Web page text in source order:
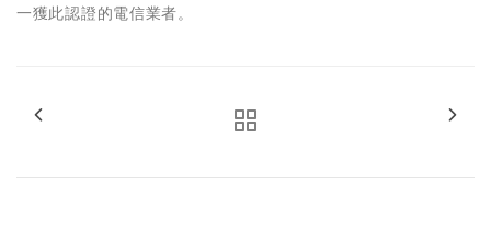
一獲此認證的電信業者。